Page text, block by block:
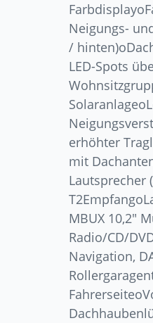
Neigungs-
/
LED-Spots
erhöhter
mit
Lautsprecher
MBUX 10,2″
Radio/CD/
Navigation,